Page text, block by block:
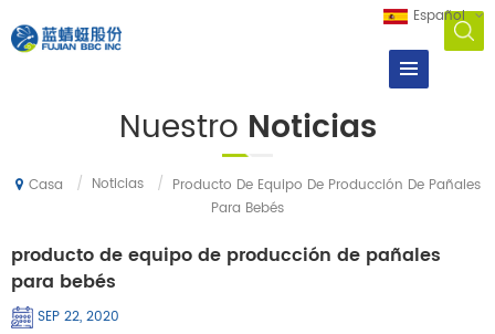
Español
Nuestro Noticias
Casa / Noticias / Producto De Equipo De Producción De Pañales
Para Bebés
producto de equipo de producción de pañales
para bebés
SEP 22, 2020